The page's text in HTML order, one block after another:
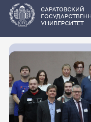
основному
содержанию
САРАТОВСКИЙ
УНИВЕРСИТЕТ